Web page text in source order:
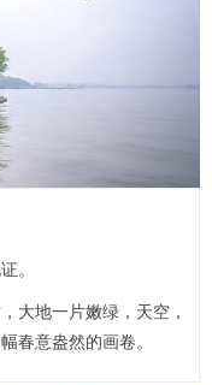
。
大地一片嫩绿，天空，
春意盎然的画卷。